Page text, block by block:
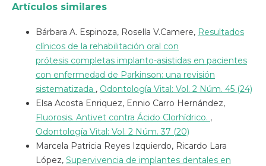
Artículos similares
Bárbara A. Espinoza, Rosella V.Camere, Resultados
clínicos de la rehabilitación oral con
prótesis completas implanto-asistidas en pacientes
con enfermedad de Parkinson: una revisión
sistematizada , Odontología Vital: Vol. 2 Núm. 45 (24)
Elsa Acosta Enriquez, Ennio Carro Hernández,
Fluorosis. Antivet contra Ácido Clorhídrico. ,
Odontología Vital: Vol. 2 Núm. 37 (20)
Marcela Patricia Reyes Izquierdo, Ricardo Lara
López, Supervivencia de implantes dentales en